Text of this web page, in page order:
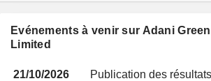
Evénements à venir sur Adani
Limited
21/10/2026 Publication des